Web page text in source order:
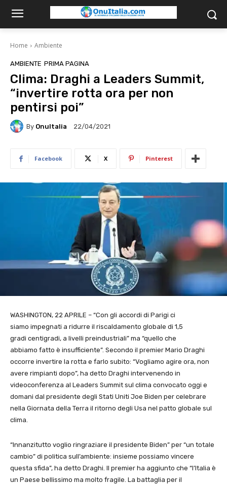
Home Ambiente
AMBIENTE PRIMA PAGINA
Clima: Draghi a Leaders Summit,
“invertire rotta ora per non
pentirsi poi”
By OnuItalia 22/04/2021
Facebook X Pinterest
WASHINGTON, 22 APRILE – “Con gli accordi di Parigi ci
siamo impegnati a ridurre il riscaldamento globale di 1,5
gradi centigradi, a livelli preindustriali” ma “quello che
abbiamo fatto è insufficiente”. Secondo il premier Mario Draghi
occorre invertire la rotta e farlo subito: “Vogliamo agire ora, non
avere rimpianti dopo”, ha detto Draghi intervenendo in
videoconferenza al Leaders Summit sul clima convocato oggi e
domani dal presidente degli Stati Uniti Joe Biden per celebrare
nella Giornata della Terra il ritorno degli Usa nel patto globale sul
clima.
“Innanzitutto voglio ringraziare il presidente Biden” per “un totale
cambio” di politica sull’ambiente: insieme possiamo vincere
questa sfida”, ha detto Draghi. Il premier ha aggiunto che “l’Italia è
un Paese bellissimo ma molto fragile. La battaglia per il